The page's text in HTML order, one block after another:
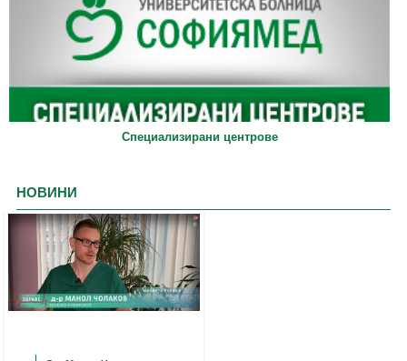
Специализирани центрове
НОВИНИ